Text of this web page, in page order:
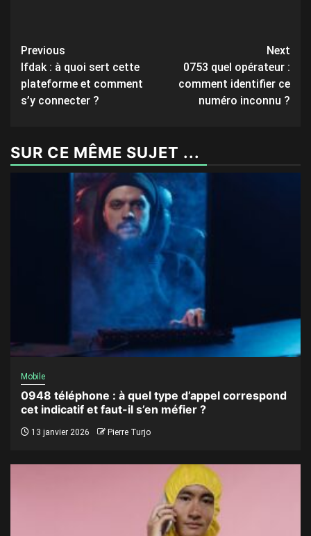
Post
navigation
Previous
Ifdak : à quoi sert cette
plateforme et comment
s’y connecter ?
Next
0753 quel opérateur :
comment identifier ce
numéro inconnu ?
SUR CE MÊME SUJET ...
Mobile
0948 téléphone : à quel type d’appel correspond
cet indicatif et faut-il s’en méfier ?
13 janvier 2026 Pierre Turjo